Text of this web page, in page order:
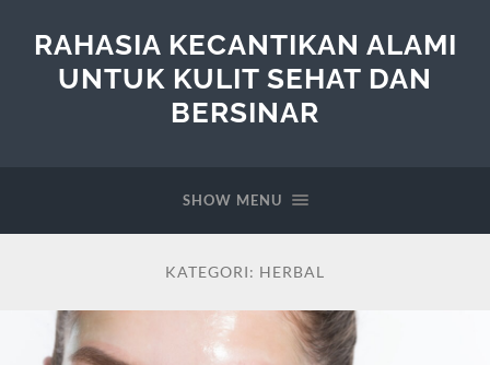
RAHASIA KECANTIKAN ALAMI
UNTUK KULIT SEHAT DAN
BERSINAR
SHOW MENU
KATEGORI: HERBAL